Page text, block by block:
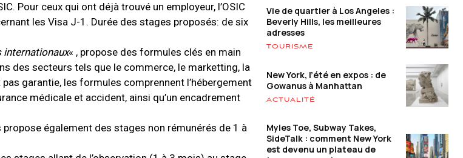
Pour ceux qui ont déjà trouvé un employeur, l’OSIC
les Visa J-1. Durée des stages proposés: de six
internationaux« , propose des formules clés en main
des secteurs tels que le commerce, le marketting, la
garantie, les formules comprennent l’hébergement
médicale et accident, ainsi qu’un encadrement
également des stages non rémunérés de 1 à
Vie de quartier à Los Angeles :
Beverly Hills, les meilleures
adresses
TOURISME
New York, l’été en expos : de
Gowanus à Manhattan
ACTUALITÉ
Myles Toe, Subway Takes,
SideTalk : comment New York
est devenu un plateau de